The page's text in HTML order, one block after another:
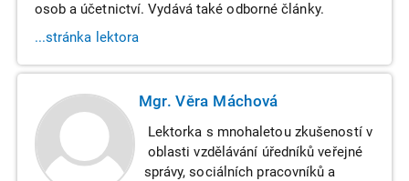
osob a účetnictví. Vydává také odborné články.
...stránka lektora
Mgr. Věra Máchová
Lektorka s mnohaletou zkušeností v
oblasti vzdělávání úředníků veřejné
správy, sociálních pracovníků a